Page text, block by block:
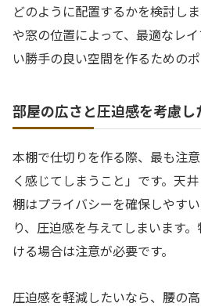
どのように配置するかを検討し
や窓の位置によって、最適なレ
い勝手の良い空間を作るための
部屋の広さと圧迫感を考慮し
本棚で仕切りを作る際、最も注
く感じてしまうこと」です。天
棚はプライバシーを確保しやす
り、圧迫感を与えてしまいます
ける場合は注意が必要です。
圧迫感を軽減したいなら、腰の